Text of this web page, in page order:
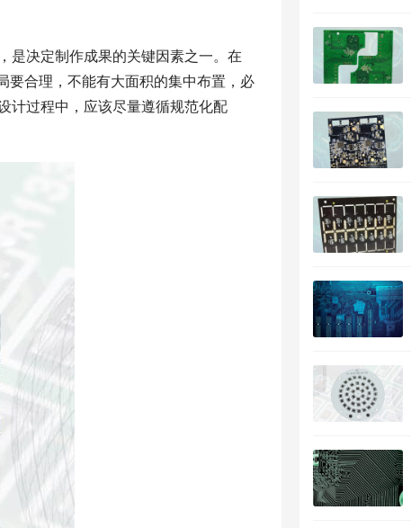
是决定制作成果的关键因素之一。在
要合理，不能有大面积的集中布置，必
计过程中，应该尽量遵循规范化配